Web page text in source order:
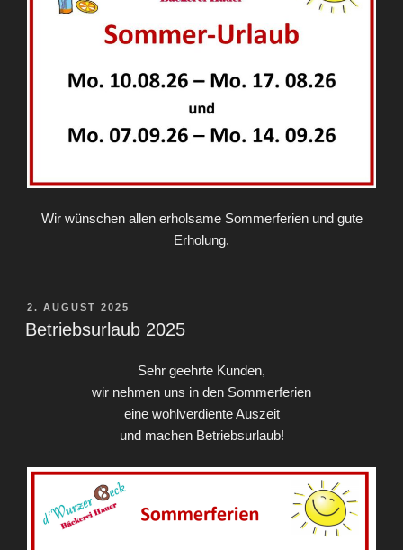
Wir wünschen allen erholsame Sommerferien und gute
Erholung.
VERÖFFENTLICHT
AM
2. AUGUST 2025
Betriebsurlaub 2025
Sehr geehrte Kunden,
wir nehmen uns in den Sommerferien
eine wohlverdiente Auszeit
und machen Betriebsurlaub!